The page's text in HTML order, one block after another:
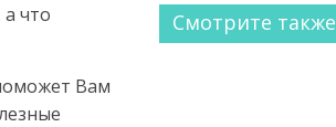
что
Вам
Смотрите также